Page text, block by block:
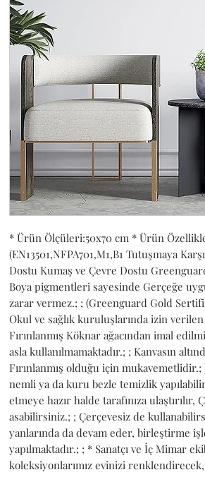
* Ürün Ölçüleri:50x70 cm * Ürün
(EN13501,NFPA701,M1,B1 Tutuşmaya
Dostu Kumaş ve Çevre Dostu
Boya pigmentleri sayesinde Gerçeğe
zarar vermez.; ; (Greenguard Gold
Okul ve sağlık kuruluşlarında izin
Fırınlanmış Köknar ağacından imal
asla kullanılmamaktadır.; ; Kanvasın
Fırınlanmış olduğu için
nemli ya da kuru bezle temizlik
etmeye hazır halde tarafınıza ulaştırılır,
asabilirsiniz.; ; Çerçevesiz de
yanlarında da devam eder, birleştirme
yapılmaktadır.; ; * Sanatçı ve İç Mimar
koleksiyonlarımız evinizi